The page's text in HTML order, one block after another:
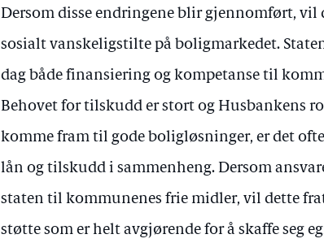
Dersom disse endringene blir gjennomført, vil
sosialt vanskeligstilte på boligmarkedet.
dag både finansiering og kompetanse til
Behovet for tilskudd er stort og Husbankens
komme fram til gode boligløsninger, er det
lån og tilskudd i sammenheng. Dersom
staten til kommunenes frie midler, vil dette
støtte som er helt avgjørende for å skaffe seg